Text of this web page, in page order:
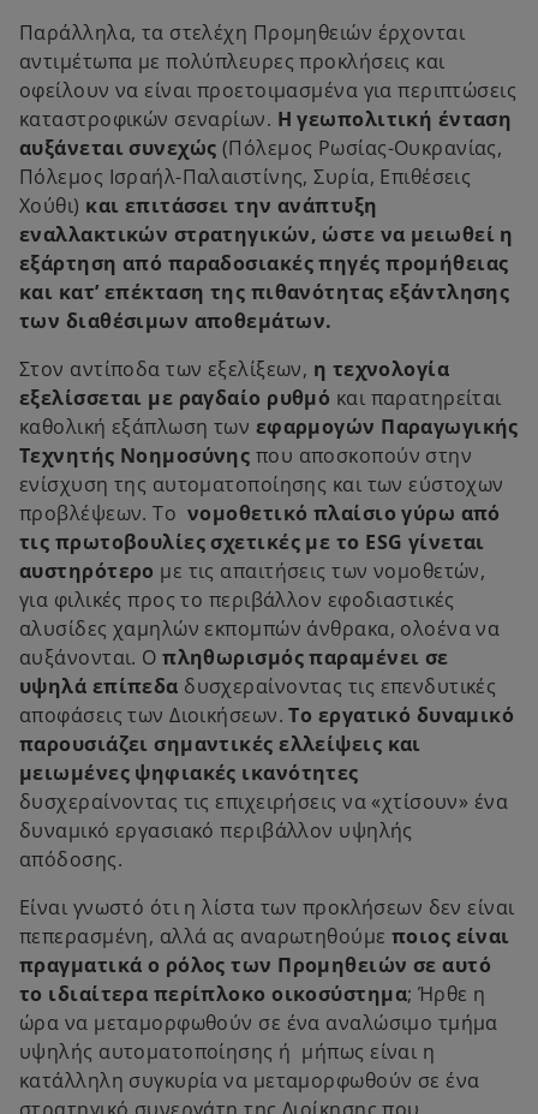
Παράλληλα, τα στελέχη Προμηθειών έρχονται
αντιμέτωπα με πολύπλευρες προκλήσεις και
οφείλουν να είναι προετοιμασμένα για περιπτώσεις
καταστροφικών σεναρίων. Η γεωπολιτική ένταση
αυξάνεται συνεχώς (Πόλεμος Ρωσίας-Ουκρανίας,
Πόλεμος Ισραήλ-Παλαιστίνης, Συρία, Επιθέσεις
Χούθι) και επιτάσσει την ανάπτυξη
εναλλακτικών στρατηγικών, ώστε να μειωθεί η
εξάρτηση από παραδοσιακές πηγές προμήθειας
και κατ’ επέκταση της πιθανότητας εξάντλησης
των διαθέσιμων αποθεμάτων.
Στον αντίποδα των εξελίξεων, η τεχνολογία
εξελίσσεται με ραγδαίο ρυθμό και παρατηρείται
καθολική εξάπλωση των εφαρμογών Παραγωγικής
Τεχνητής Νοημοσύνης που αποσκοπούν στην
ενίσχυση της αυτοματοποίησης και των εύστοχων
προβλέψεων. Τονομοθετικό πλαίσιο γύρω από
τις πρωτοβουλίες σχετικές με το ESG γίνεται
αυστηρότερο με τις απαιτήσεις των νομοθετών,
για φιλικές προς το περιβάλλον εφοδιαστικές
αλυσίδες χαμηλών εκπομπών άνθρακα, ολοένα να
αυξάνονται. Οπληθωρισμός παραμένει σε
υψηλά επίπεδα δυσχεραίνοντας τις επενδυτικές
αποφάσεις των Διοικήσεων.Το εργατικό δυναμικό
παρουσιάζει σημαντικές ελλείψεις και
μειωμένες ψηφιακές ικανότητες
δυσχεραίνοντας τις επιχειρήσεις να «χτίσουν» ένα
δυναμικό εργασιακό περιβάλλον υψηλής
απόδοσης.
Είναι γνωστό ότι η λίστα των προκλήσεων δεν είναι
πεπερασμένη, αλλά ας αναρωτηθούμε ποιος είναι
πραγματικά ο ρόλος των Προμηθειών σε αυτό
το ιδιαίτερα περίπλοκο οικοσύστημα; Ήρθε η
ώρα να μεταμορφωθούν σε ένα αναλώσιμο τμήμα
υψηλής αυτοματοποίησης ή μήπως είναι η
κατάλληλη συγκυρία να μεταμορφωθούν σε ένα